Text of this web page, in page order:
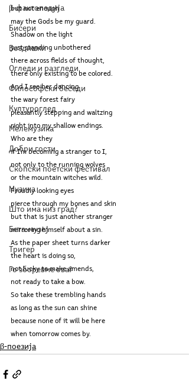
β-фактопедија
Бисери
Воздишки
Огледи и разгледи
Философски беседи
Културоглед
Мелемузика
Добри гости
Скопски поетски фестивал
Музика
Што има низ град?
Бета-музеј
Тригер
Го зборевме ова?
but not enough –
may the Gods be my guard.
Shadow on the light
just standing unbothered
there across fields of thought,
there only existing to be colored.
And I see her dancing
the wary forest fairy
pleasantly stepping and waltzing
right into my shallow endings.
Who are they
if I’m becoming a stranger to I,
not only to the running wolves
or the mountain witches wild.
Proudly looking eyes
pierce through my bones and skin
but that is just another stranger
mirroring himself about a sin.
As the paper sheet turns darker
the heart is doing so,
not lucky to make amends,
not ready to take a bow.
So take these trembling hands
as long as the sun can shine
because none of it will be here
when tomorrow comes by.
β-поезија